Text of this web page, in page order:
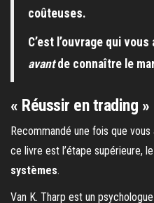
coûteuses.
C’est l’ouvrage qui
avantde connaître le
« Réussir en trading »
Recommandé une fois que
ce livre est l’étape supérieure,
systèmes.
Van K. Tharp est un